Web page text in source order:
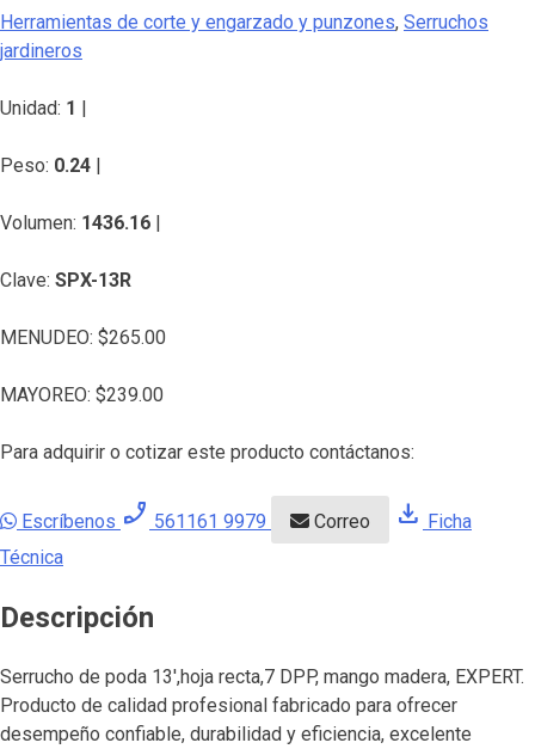
Herramientas de corte y engarzado y punzones, Serruchos
jardineros
Unidad: 1 |
Peso: 0.24 |
Volumen: 1436.16 |
Clave: SPX-13R
MENUDEO: $265.00
MAYOREO: $239.00
Para adquirir o cotizar este producto contáctanos:
Escríbenos phone_enabled 561161 9979 Correo download Ficha
Técnica
Descripción
Serrucho de poda 13′,hoja recta,7 DPP, mango madera, EXPERT.
Producto de calidad profesional fabricado para ofrecer
desempeño confiable, durabilidad y eficiencia, excelente